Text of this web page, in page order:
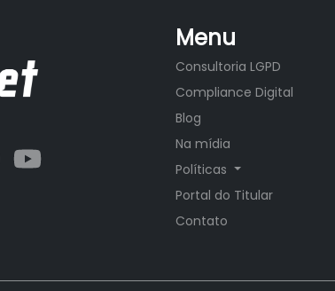
Menu
Consultoria LGPD
Compliance Digital
Blog
Na mídia
Políticas
Portal do Titular
Contato